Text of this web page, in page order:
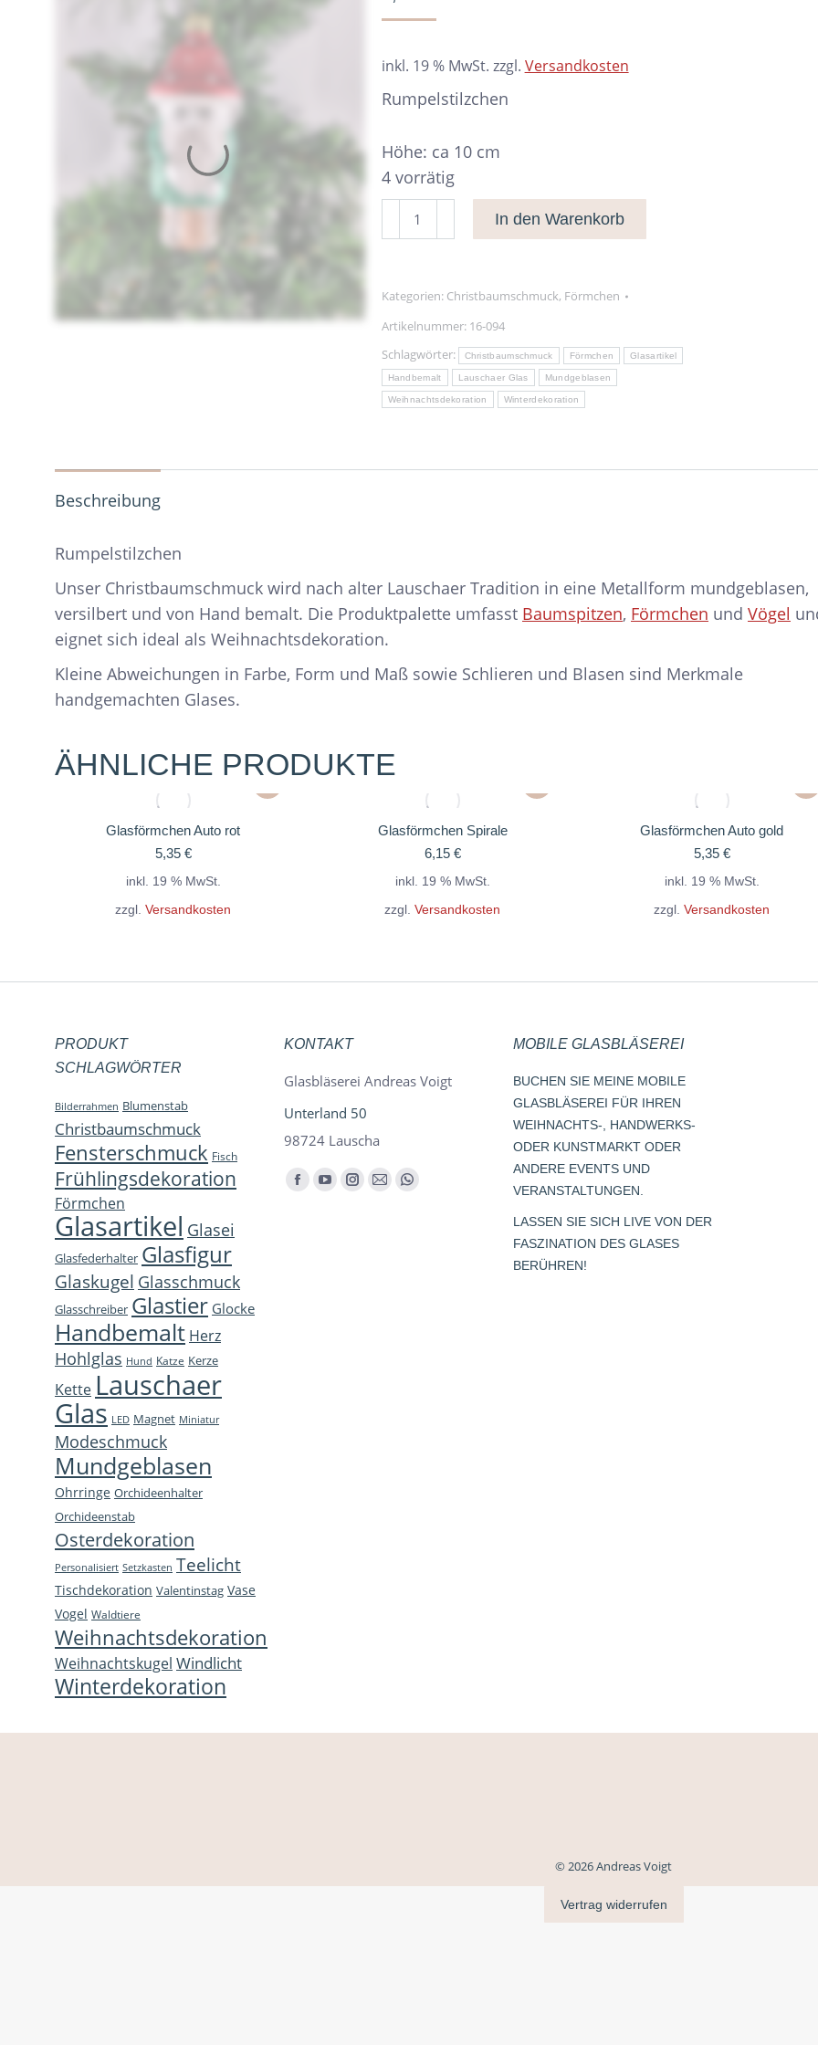
inkl. 19 % MwSt. zzgl. Versandkosten
Rumpelstilzchen
Höhe: ca 10 cm
4 vorrätig
Rumpelstilzchen
Menge
In den Warenkorb
Kategorien: Christbaumschmuck, Förmchen
Artikelnummer: 16-094
Schlagwörter:
Christbaumschmuck Förmchen Glasartikel
Handbemalt Lauschaer Glas Mundgeblasen
Weihnachtsdekoration Winterdekoration
Beschreibung
Rumpelstilzchen
Unser Christbaumschmuck wird nach alter Lauschaer Tradition in eine Metallform mundgeblasen,
versilbert und von Hand bemalt. Die Produktpalette umfasst Baumspitzen, Förmchen und Vögel
eignet sich ideal als Weihnachtsdekoration.
Kleine Abweichungen in Farbe, Form und Maß sowie Schlieren und Blasen sind Merkmale
handgemachten Glases.
ÄHNLICHE PRODUKTE
Glasförmchen Auto rot
5,35 €
inkl. 19 % MwSt.
zzgl. Versandkosten
Glasförmchen Spirale
6,15 €
inkl. 19 % MwSt.
zzgl. Versandkosten
Glasförmchen Auto gold
5,35 €
inkl. 19 % MwSt.
zzgl. Versandkosten
PRODUKT
SCHLAGWÖRTER
Bilderrahmen Blumenstab
Christbaumschmuck
Fensterschmuck Fisch
Frühlingsdekoration
Förmchen
Glasartikel Glasei
Glasfederhalter Glasfigur
Glaskugel Glasschmuck
Glasschreiber Glastier Glocke
Handbemalt Herz
Hohlglas Hund Katze Kerze
Kette Lauschaer
Glas LED Magnet Miniatur
Modeschmuck
Mundgeblasen
Ohrringe Orchideenhalter
Orchideenstab
Osterdekoration
Personalisiert Setzkasten Teelicht
Tischdekoration Valentinstag Vase
Vogel Waldtiere
Weihnachtsdekoration
Weihnachtskugel Windlicht
Winterdekoration
KONTAKT
Glasbläserei Andreas Voigt
Unterland 50
98724 Lauscha
Finden Sie uns auf:
Facebook
YouTubeInstagram
E-
Whatsapp
MOBILE GLASBLÄSEREI
BUCHEN SIE MEINE MOBILE
GLASBLÄSEREI FÜR IHREN
WEIHNACHTS-, HANDWERKS-
ODER KUNSTMARKT ODER
ANDERE EVENTS UND
VERANSTALTUNGEN.
LASSEN SIE SICH LIVE VON DER
FASZINATION DES GLASES
BERÜHREN!
© 2026 Andreas Voigt
Vertrag widerrufen